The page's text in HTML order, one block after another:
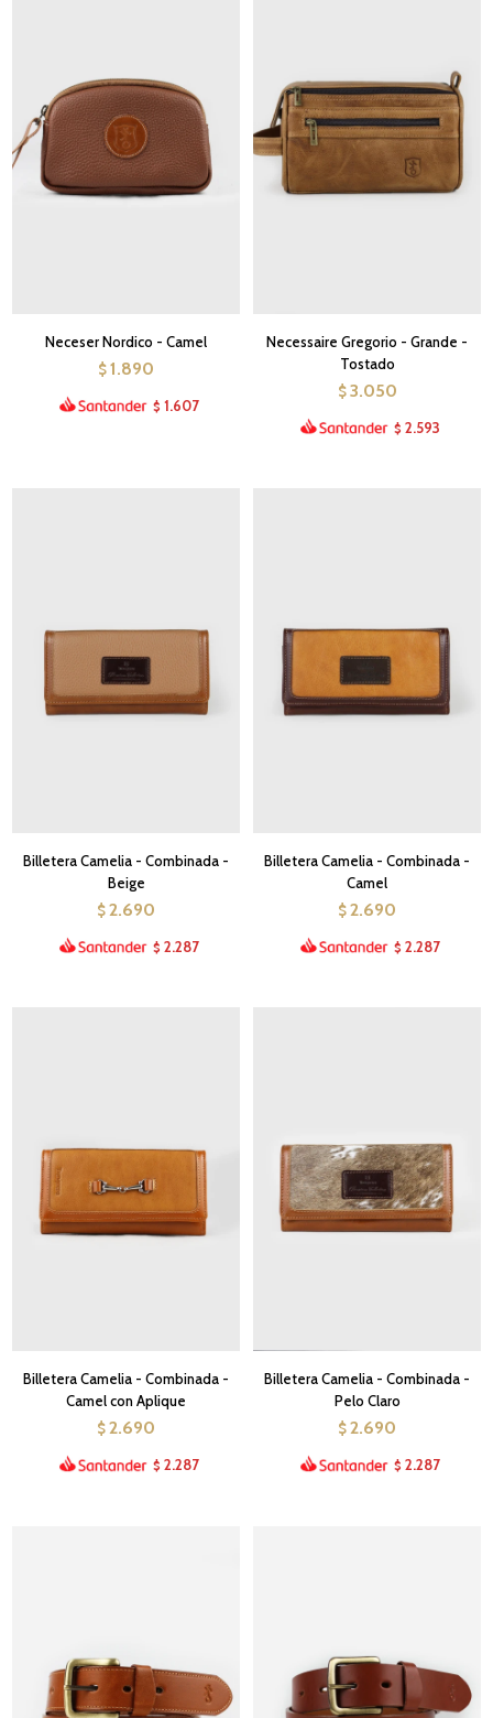
Neceser Nordico - Camel
$ 1.890
$ 1.607
Necessaire Gregorio - Grande -
Tostado
$ 3.050
$ 2.593
Billetera Camelia - Combinada -
Beige
$ 2.690
$ 2.287
Billetera Camelia - Combinada -
Camel
$ 2.690
$ 2.287
Billetera Camelia - Combinada -
Camel con Aplique
$ 2.690
$ 2.287
Billetera Camelia - Combinada -
Pelo Claro
$ 2.690
$ 2.287